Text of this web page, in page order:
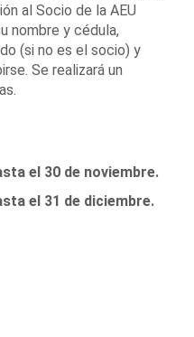
al Socio de la AEU
nombre y cédula,
(si no es el socio) y
Se realizará un
el 30 de noviembre.
el 31 de diciembre.